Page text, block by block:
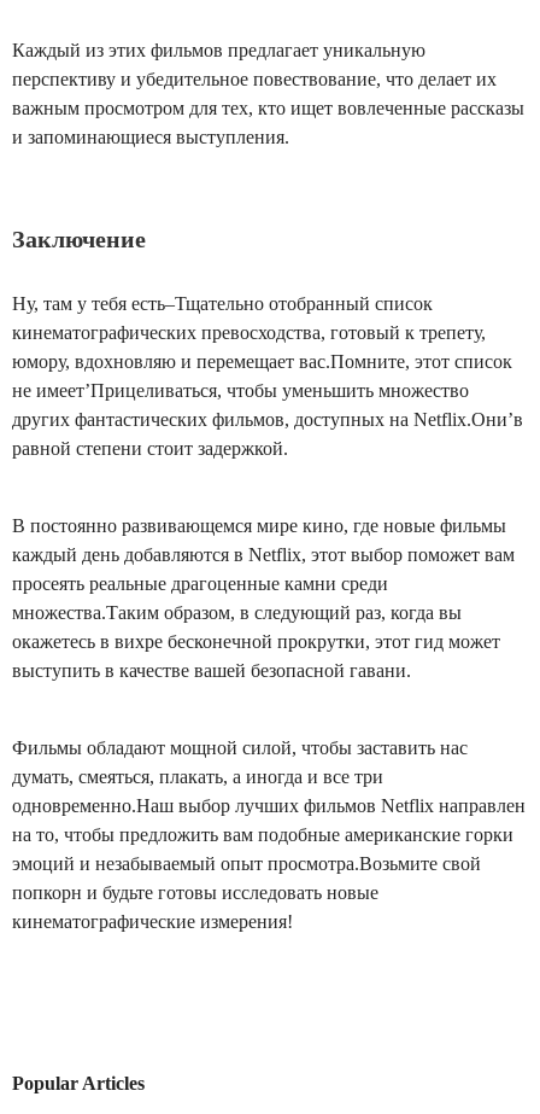
Каждый из этих фильмов предлагает уникальную
перспективу и убедительное повествование, что делает их
важным просмотром для тех, кто ищет вовлеченные рассказы
и запоминающиеся выступления.
Заключение
Ну, там у тебя есть–Тщательно отобранный список
кинематографических превосходства, готовый к трепету,
юмору, вдохновляю и перемещает вас.Помните, этот список
не имеет’Прицеливаться, чтобы уменьшить множество
других фантастических фильмов, доступных на Netflix.Они’в
равной степени стоит задержкой.
В постоянно развивающемся мире кино, где новые фильмы
каждый день добавляются в Netflix, этот выбор поможет вам
просеять реальные драгоценные камни среди
множества.Таким образом, в следующий раз, когда вы
окажетесь в вихре бесконечной прокрутки, этот гид может
выступить в качестве вашей безопасной гавани.
Фильмы обладают мощной силой, чтобы заставить нас
думать, смеяться, плакать, а иногда и все три
одновременно.Наш выбор лучших фильмов Netflix направлен
на то, чтобы предложить вам подобные американские горки
эмоций и незабываемый опыт просмотра.Возьмите свой
попкорн и будьте готовы исследовать новые
кинематографические измерения!
Popular Articles